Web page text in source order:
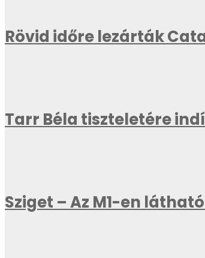
Rövid időre lezárták
Tarr Béla tiszteletére
Sziget – Az M1-en